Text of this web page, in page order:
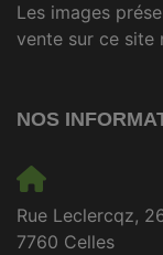
Les images
vente sur ce site
NOS
Rue Leclercqz,
7760 Celles